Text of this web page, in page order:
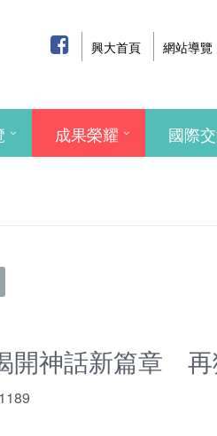
興大首頁 網站導覽
成果榮耀 國際
開神話新篇章